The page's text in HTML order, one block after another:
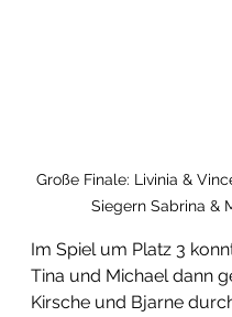
Große Finale: Livinia &
Siegern Sabrina &
Im Spiel um Platz 3
Tina und Michael dann
Kirsche und Bjarne